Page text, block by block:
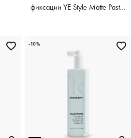
фиксации YE Style Matte Paste,
-10%